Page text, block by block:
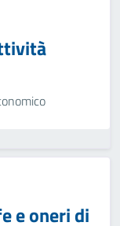
e oneri di